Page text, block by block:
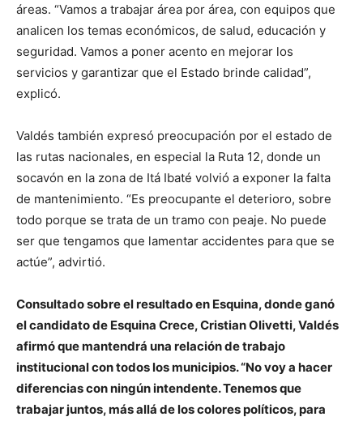
áreas. “Vamos a trabajar área por área, con equipos que
analicen los temas económicos, de salud, educación y
seguridad. Vamos a poner acento en mejorar los
servicios y garantizar que el Estado brinde calidad”,
explicó.
Valdés también expresó preocupación por el estado de
las rutas nacionales, en especial la Ruta 12, donde un
socavón en la zona de Itá Ibaté volvió a exponer la falta
de mantenimiento. “Es preocupante el deterioro, sobre
todo porque se trata de un tramo con peaje. No puede
ser que tengamos que lamentar accidentes para que se
actúe”, advirtió.
Consultado sobre el resultado en Esquina, donde ganó
el candidato de Esquina Crece, Cristian Olivetti, Valdés
afirmó que mantendrá una relación de trabajo
institucional con todos los municipios. “No voy a hacer
diferencias con ningún intendente. Tenemos que
trabajar juntos, más allá de los colores políticos, para